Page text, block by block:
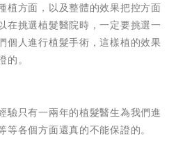
植方面，以及整體的效果把控方面
在挑選植髮醫院時，一定要挑選一
個人進行植髮手術，這樣植的效果
。
驗只有一兩年的植髮醫生為我們進
各個方面還真的不能保證的。